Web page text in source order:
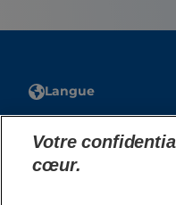
Langue
Ressources
Contactez-nous
Votre
cœur.